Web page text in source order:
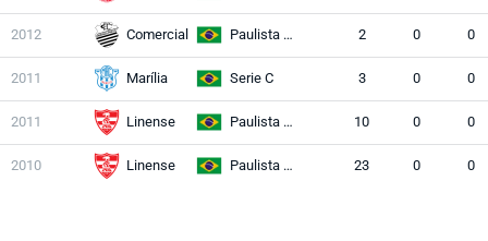
2012 Comercial Paulista A1 2 0 0
2011 Marília Serie C 3 0 0
2011 Linense Paulista A1 10 0 0
2010 Linense Paulista A2 23 0 0